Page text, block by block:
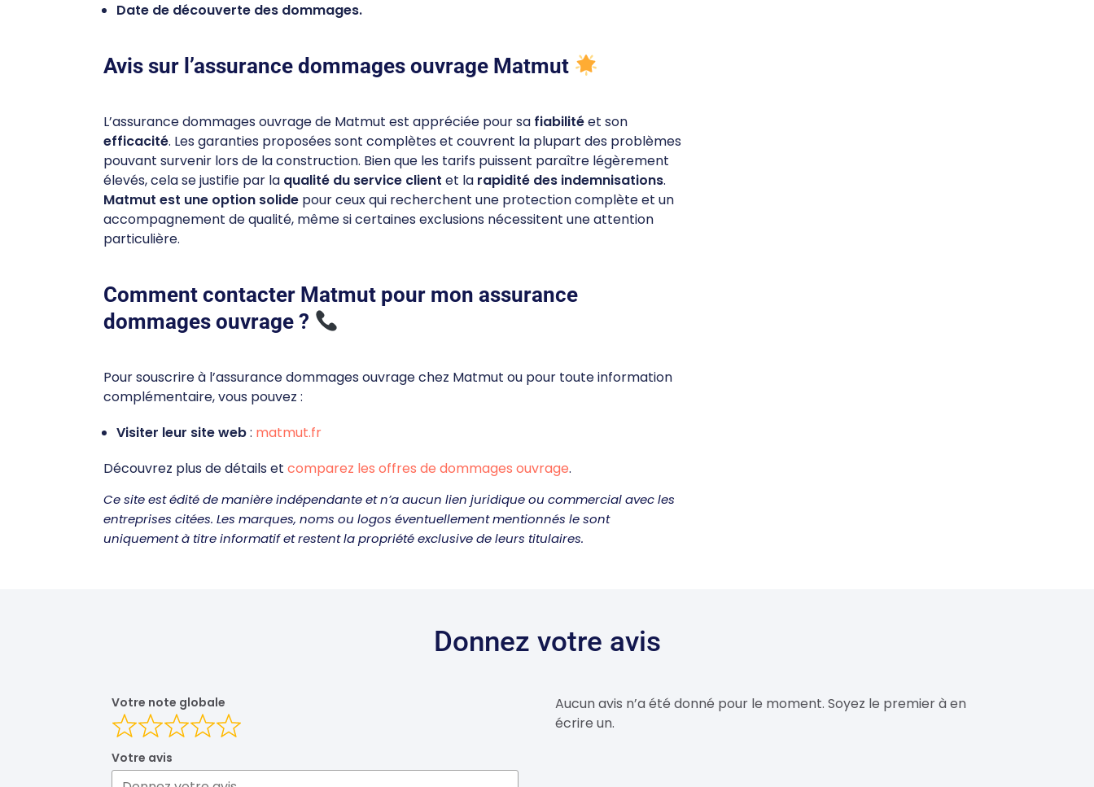
Date de découverte des dommages.
Avis sur l’assurance dommages ouvrage Matmut
L’assurance dommages ouvrage de Matmut est appréciée pour sa fiabilitéet son
efficacité. Les garanties proposées sont complètes et couvrent la plupart des problèmes
pouvant survenir lors de la construction. Bien que les tarifs puissent paraître légèrement
élevés, cela se justifie par la qualité du service client et la rapidité des indemnisations.
Matmut est une option solide pour ceux qui recherchent une protection complète et un
accompagnement de qualité, même si certaines exclusions nécessitent une attention
particulière.
Comment contacter Matmut pour mon assurance
dommages ouvrage ?
Pour souscrire à l’assurance dommages ouvrage chez Matmut ou pour toute information
complémentaire, vous pouvez :
Visiter leur site web: matmut.fr
Découvrez plus de détails et comparez les offres de dommages ouvrage.
Ce site est édité de manière indépendante et n’a aucun lien juridique ou commercial avec les
entreprises citées. Les marques, noms ou logos éventuellement mentionnés le sont
uniquement à titre informatif et restent la propriété exclusive de leurs titulaires.
Donnez votre avis
Votre note globale
Votre avis
Aucun avis n’a été donné pour le moment. Soyez le premier à en
écrire un.